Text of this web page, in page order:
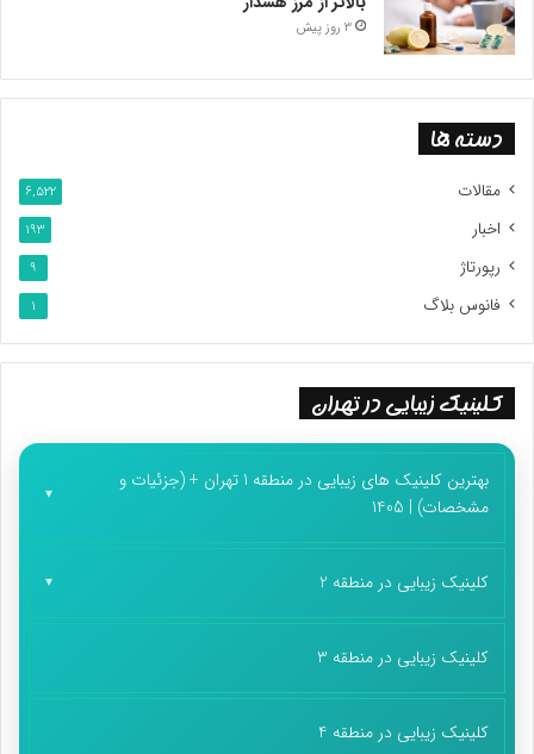
3 روز پیش
دسته ها
مقالات 6,522
اخبار 193
رپورتاژ 9
فانوس بلاگ 1
کلینیک زیبایی در تهران
بهترین کلینیک های زیبایی در منطقه 1 تهران + (جزئیات و
مشخصات) | 1405
کلینیک زیبایی در منطقه 2
کلینیک زیبایی در منطقه 3
کلینیک زیبایی در منطقه 4